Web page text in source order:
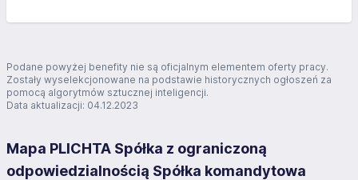
Podane powyżej benefity nie są oficjalnym elementem oferty pracy.
Zostały wyselekcjonowane na podstawie historycznych ogłoszeń za
pomocą algorytmów sztucznej inteligencji.
Data aktualizacji: 04.12.2023
Mapa PLICHTA Spółka z ograniczoną
odpowiedzialnością Spółka komandytowa